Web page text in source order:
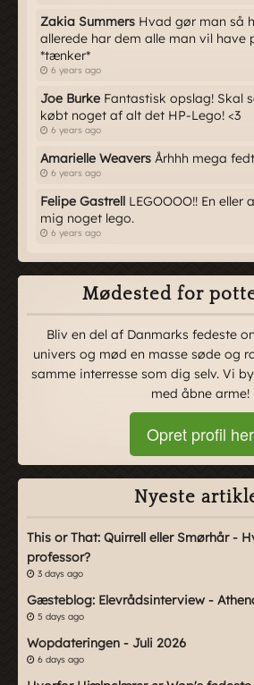
Zakia Summers Hvad gør man så
allerede har dem alle man vil have
*tænker*
6 years ago
Joe Burke Fantastisk opslag! Skal
købt noget af alt det HP-Lego! <3
6 years ago
Amarielle Weavers Århhh mega
6 years ago
Felipe Gastrell LEGOOOO!! En eller
mig noget lego.
6 years ago
Mødested for
Bliv en del af Danmarks fedeste
univers og mød en masse søde og
samme interresse som dig selv. Vi
med åbne arme!
Opret profil her
Nyeste
This or That: Quirrell eller Smørhår -
professor?
3 days ago
Gæsteblog: Elevrådsinterview -
5 days ago
Wopdateringen - Juli 2026
6 days ago